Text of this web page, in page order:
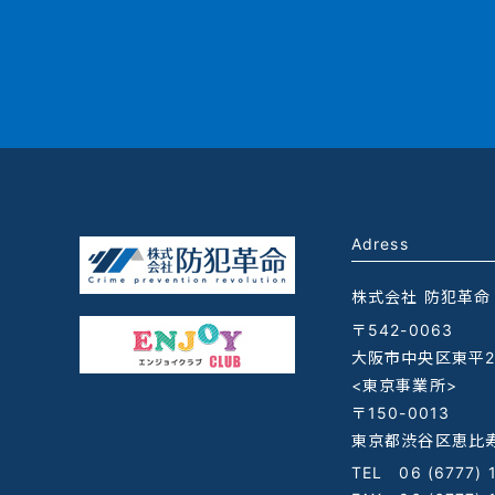
Adress
株式会社 防犯革命
〒542-0063
大阪市中央区東
<東京事業所>
〒150-0013
東京都渋谷区恵比
TEL06 (6777)